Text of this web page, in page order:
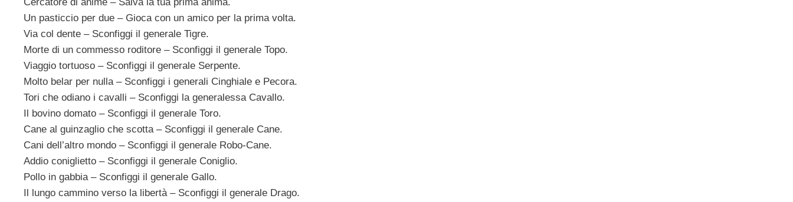
Un pasticcio per due – Gioca con un amico per la prima volta.
Via col dente – Sconfiggi il generale Tigre.
Morte di un commesso roditore – Sconfiggi il generale Topo.
Viaggio tortuoso – Sconfiggi il generale Serpente.
Molto belar per nulla – Sconfiggi i generali Cinghiale e Pecora.
Tori che odiano i cavalli – Sconfiggi la generalessa Cavallo.
Il bovino domato – Sconfiggi il generale Toro.
Cane al guinzaglio che scotta – Sconfiggi il generale Cane.
Cani dell’altro mondo – Sconfiggi il generale Robo-Cane.
Addio coniglietto – Sconfiggi il generale Coniglio.
Pollo in gabbia – Sconfiggi il generale Gallo.
Il lungo cammino verso la libertà – Sconfiggi il generale Drago.